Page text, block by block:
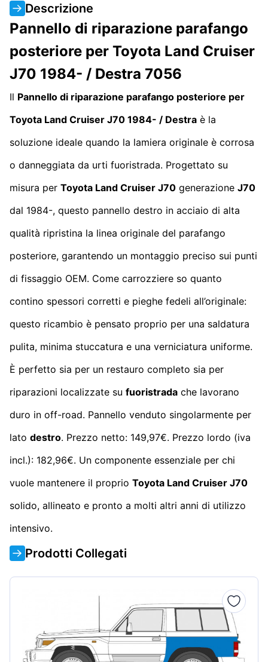
Descrizione
Pannello di riparazione parafango
posteriore per Toyota Land Cruiser
J70 1984- / Destra 7056
Il Pannello di riparazione parafango posteriore per
Toyota Land Cruiser J70 1984- / Destra è la
soluzione ideale quando la lamiera originale è corrosa
o danneggiata da urti fuoristrada. Progettato su
misura per Toyota Land Cruiser J70 generazione J70
dal 1984-, questo pannello destro in acciaio di alta
qualità ripristina la linea originale del parafango
posteriore, garantendo un montaggio preciso sui punti
di fissaggio OEM. Come carrozziere so quanto
contino spessori corretti e pieghe fedeli all’originale:
questo ricambio è pensato proprio per una saldatura
pulita, minima stuccatura e una verniciatura uniforme.
È perfetto sia per un restauro completo sia per
riparazioni localizzate su fuoristrada che lavorano
duro in off-road. Pannello venduto singolarmente per
lato destro. Prezzo netto: 149,97€. Prezzo lordo (iva
incl.): 182,96€. Un componente essenziale per chi
vuole mantenere il proprio Toyota Land Cruiser J70
solido, allineato e pronto a molti altri anni di utilizzo
intensivo.
Prodotti Collegati